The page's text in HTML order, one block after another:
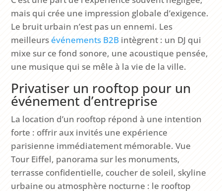
mais qui crée une impression globale d’exigence.
Le bruit urbain n’est pas un ennemi. Les
meilleurs événements B2B intègrent : un DJ qui
mixe sur ce fond sonore, une acoustique pensée,
une musique qui se mêle à la vie de la ville.
Privatiser un rooftop pour un
événement d’entreprise
La location d’un rooftop répond à une intention
forte : offrir aux invités une expérience
parisienne immédiatement mémorable. Vue
Tour Eiffel, panorama sur les monuments,
terrasse confidentielle, coucher de soleil, skyline
urbaine ou atmosphère nocturne : le rooftop